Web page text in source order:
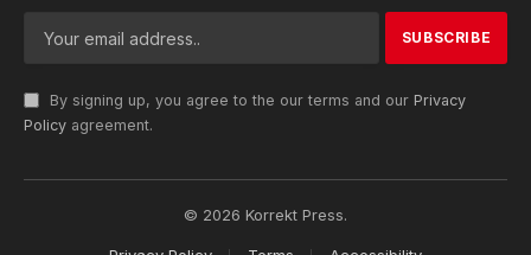
By signing up, you agree to the our terms and our Privacy
Policy agreement.
© 2026 Korrekt Press.